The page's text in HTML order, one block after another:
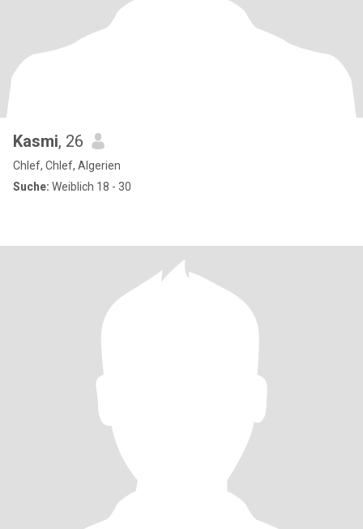
Kasmi, 26
Chlef, Chlef, Algerien
Suche: Weiblich 18 - 30